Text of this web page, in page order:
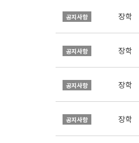
공지사항 장학
공지사항 장학
공지사항 장학
공지사항 장학